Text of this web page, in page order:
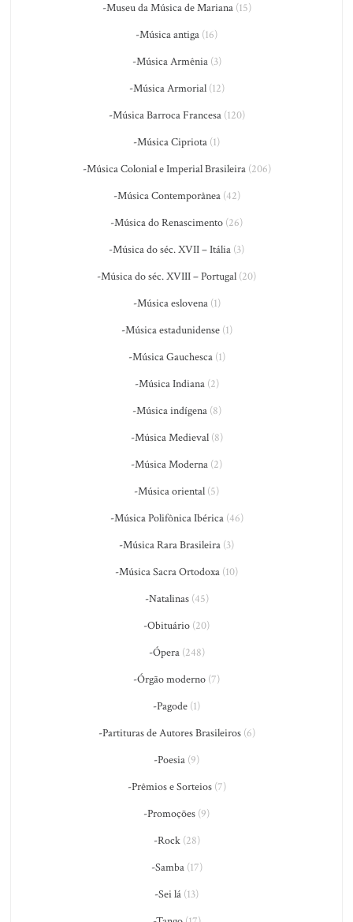
-Museu da Música de Mariana(15)
-Música antiga (16)
-Música Armênia(3)
-Música Armorial(12)
-Música Barroca Francesa(120)
-Música Cipriota (1)
-Música Colonial e Imperial Brasileira(206)
-Música Contemporânea(42)
-Música do Renascimento (26)
-Música do séc. XVII – Itália (3)
-Música do séc. XVIII – Portugal (20)
-Música eslovena(1)
-Música estadunidense(1)
-Música Gauchesca(1)
-Música Indiana(2)
-Música indígena(8)
-Música Medieval(8)
-Música Moderna (2)
-Música oriental (5)
-Música Polifônica Ibérica(46)
-Música Rara Brasileira (3)
-Música Sacra Ortodoxa (10)
-Natalinas(45)
-Obituário (20)
-Ópera(248)
-Órgão moderno (7)
-Pagode (1)
-Partituras de Autores Brasileiros(6)
-Poesia (9)
-Prêmios e Sorteios(7)
-Promoções (9)
-Rock(28)
-Samba(17)
-Sei lá (13)